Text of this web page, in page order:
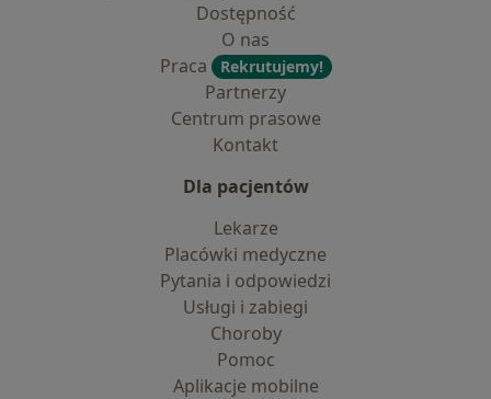
Dostępność
O nas
Praca
Rekrutujemy!
Partnerzy
Centrum prasowe
Kontakt
Dla pacjentów
Lekarze
Placówki medyczne
Pytania i odpowiedzi
Usługi i zabiegi
Choroby
Pomoc
Aplikacje mobilne